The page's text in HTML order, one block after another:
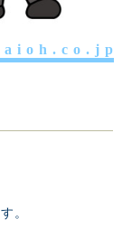
i o h . c o . j p
。